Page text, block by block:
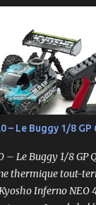
– Le Buggy 1/8
– Le Buggy 1/8 GP
thermique tout-
Inferno NEO